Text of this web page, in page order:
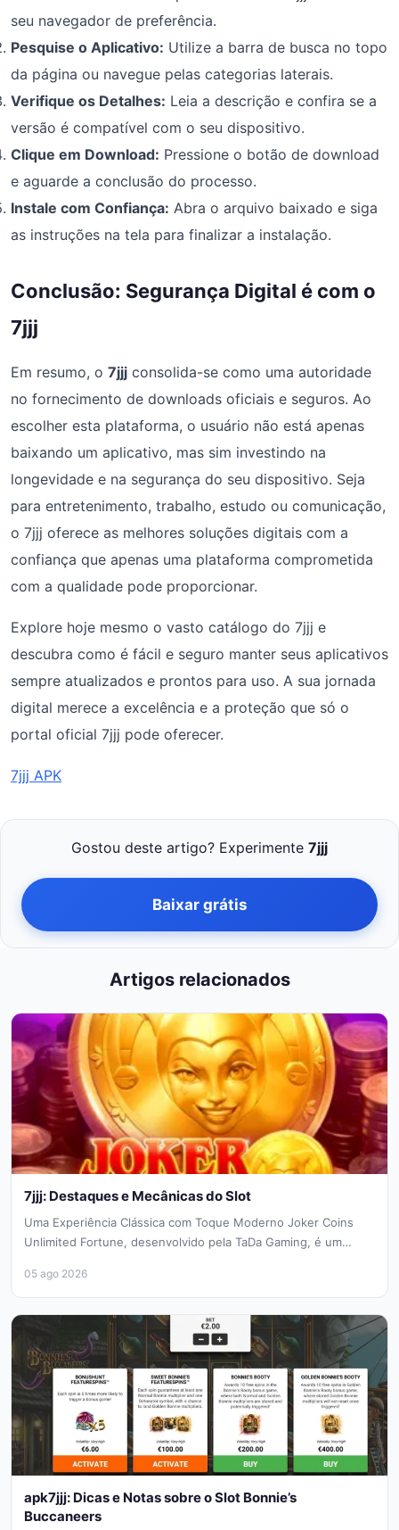
seu navegador de preferência.
Pesquise o Aplicativo: Utilize a barra de busca no topo
da página ou navegue pelas categorias laterais.
Verifique os Detalhes: Leia a descrição e confira se a
versão é compatível com o seu dispositivo.
Clique em Download: Pressione o botão de download
e aguarde a conclusão do processo.
Instale com Confiança: Abra o arquivo baixado e siga
as instruções na tela para finalizar a instalação.
Conclusão: Segurança Digital é com o
7jjj
Em resumo, o 7jjj consolida-se como uma autoridade
no fornecimento de downloads oficiais e seguros. Ao
escolher esta plataforma, o usuário não está apenas
baixando um aplicativo, mas sim investindo na
longevidade e na segurança do seu dispositivo. Seja
para entretenimento, trabalho, estudo ou comunicação,
o 7jjj oferece as melhores soluções digitais com a
confiança que apenas uma plataforma comprometida
com a qualidade pode proporcionar.
Explore hoje mesmo o vasto catálogo do 7jjj e
descubra como é fácil e seguro manter seus aplicativos
sempre atualizados e prontos para uso. A sua jornada
digital merece a excelência e a proteção que só o
portal oficial 7jjj pode oferecer.
7jjj APK
Gostou deste artigo? Experimente 7jjj
Baixar grátis
Artigos relacionados
7jjj: Destaques e Mecânicas do Slot
Uma Experiência Clássica com Toque Moderno Joker Coins
Unlimited Fortune, desenvolvido pela TaDa Gaming, é um
05 ago 2026
apk7jjj: Dicas e Notas sobre o Slot Bonnie’s
Buccaneers